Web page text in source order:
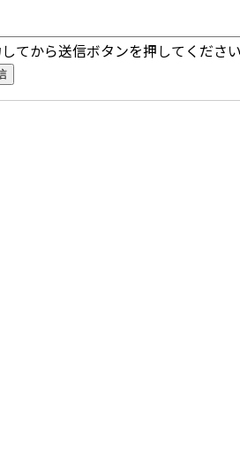
てから送信ボタンを押してくださ